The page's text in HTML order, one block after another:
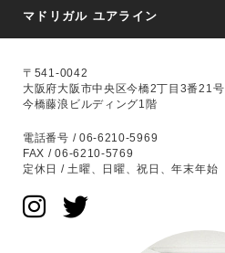
マドリガル ユアライン
〒541-0042
大阪府大阪市中央区今橋2丁目3番21号
今橋藤浪ビルディング1階
電話番号 / 06-6210-5969
FAX / 06-6210-5769
定休日 / 土曜、日曜、祝日、年末年始